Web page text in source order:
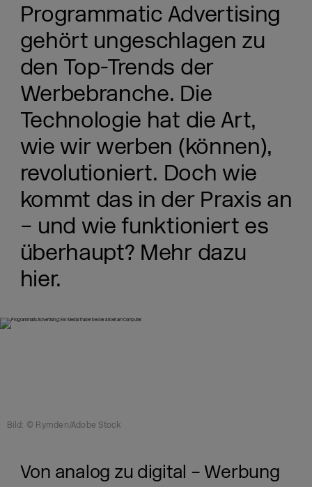
Programmatic Advertising
gehört ungeschlagen zu
den Top-Trends der
Werbebranche. Die
Technologie hat die Art,
wie wir werben (können),
revolutioniert. Doch wie
kommt das in der Praxis an
– und wie funktioniert es
überhaupt? Mehr dazu
hier.
Bild: © Rymden/Adobe Stock
Von analog zu digital – Werbung